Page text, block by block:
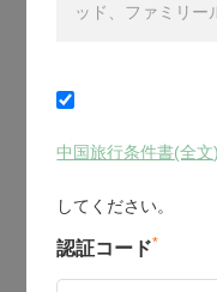
ッド、ファミリー
中国旅行条件書(全文)
してください。
認証コード*